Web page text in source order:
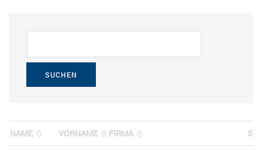
SUCHEN
NAME VORNAME FIRMA